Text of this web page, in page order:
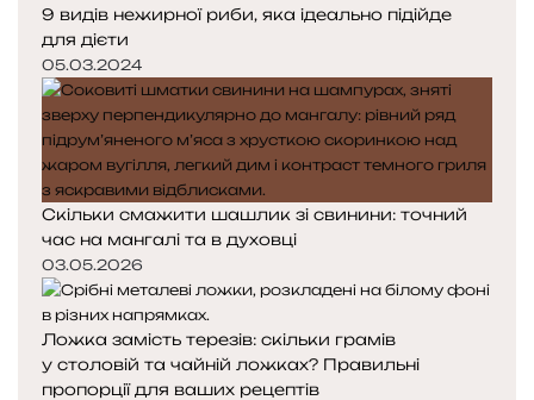
о
р
і
н
к
а
о
р
і
н
к
а
9 видів нежирної риби, яка ідеально підійде
для дієти
05.03.2024
Скільки смажити шашлик зі свинини: точний
час на мангалі та в духовці
03.05.2026
Ложка замість терезів: скільки грамів
у столовій та чайній ложках? Правильні
пропорції для ваших рецептів